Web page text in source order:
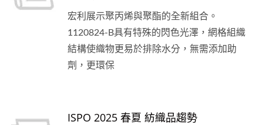
宏利展示聚丙烯與聚酯的全新組合。
1120824-B具有特殊的閃色光澤，網格組織
結構使織物更易於排除水分，無需添加助
劑，更環保
ISPO 2025 春夏 紡織品趨勢